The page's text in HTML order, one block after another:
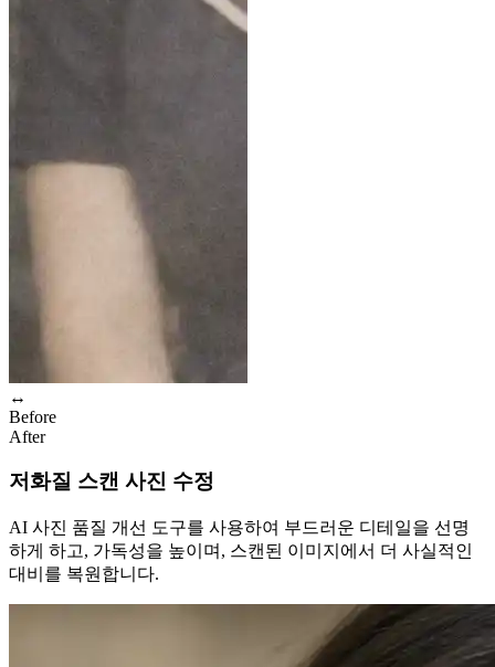
↔
Before
After
저화질 스캔 사진 수정
AI 사진 품질 개선 도구를 사용하여 부드러운 디테일을 선명
하게 하고, 가독성을 높이며, 스캔된 이미지에서 더 사실적인
대비를 복원합니다.